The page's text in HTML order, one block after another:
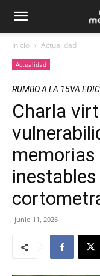
Inicio Actualidad
Actualidad
RUMBO A LA 15VA
Charla
junio 11, 2026